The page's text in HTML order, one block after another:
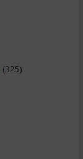
(325)